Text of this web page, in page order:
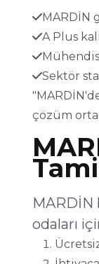
MARDİN
A Plus
Sektör
çözüm
MARDİN
odaları